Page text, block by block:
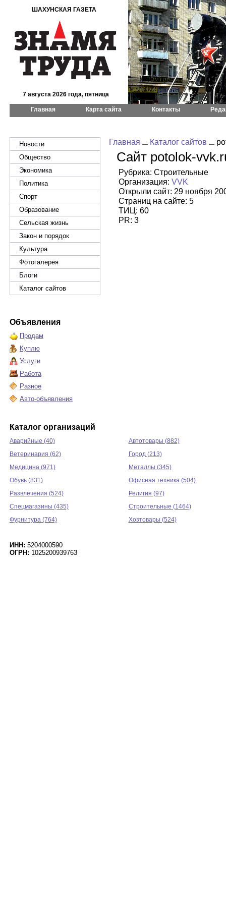
ШАХУНСКАЯ ГАЗЕТА
7 августа 2026 года, пятница
Главная Карта сайта Контакты
Новости
Общество
Экономика
Политика
Спорт
Образование
Сельская жизнь
Закон и порядок
Культура
Фотогалерея
Блоги
Каталог сайтов
Объявления
Продам
Куплю
Услуги
Работа
Разное
Авто-объявления
Главная Каталог сайтов
Сайт potolok-
Рубрика: Строительные
Организация: VVK
Открыли сайт: 29 ноября
Страниц на сайте: 5
ТИЦ: 60
PR: 3
Каталог организаций
Аварийные (40)
Автотовары (882)
Ветеринария (62)
Город (213)
Медицина (971)
Металлы (345)
Обувь (831)
Офисная техника (504)
Развлечения (524)
Религия (97)
Спецмагазины (435)
Строительные (1464)
Фурнитура (764)
Хозтовары (524)
ИНН: 5204000590
ОГРН: 1025200939763